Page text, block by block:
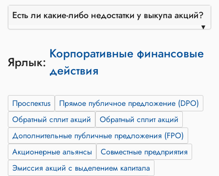
Есть ли какие-либо недостатки у выкупа акций?
Ярлык: Корпоративные финансовые
действия
Проспектus
Прямое публичное предложение (DPO)
Обратный сплит акций
Обратный сплит акций
Дополнительные публичные предложения (FPO)
Акционерные альянсы
Совместные предприятия
Эмиссия акций с выделением капитала